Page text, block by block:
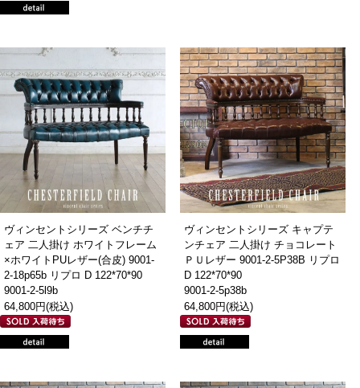
ヴィンセントシリーズ ベンチチ
ェア 二人掛け ホワイトフレーム
×ホワイトPUレザー(合皮) 9001-
2-18p65b リプロ D 122*70*90
9001-2-5l9b
64,800円(税込)
ヴィンセントシリーズ キャプテ
ンチェア 二人掛け チョコレート
ＰＵレザー 9001-2-5P38B リプロ
D 122*70*90
9001-2-5p38b
64,800円(税込)